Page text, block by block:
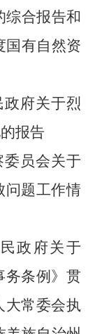
综合报告和
国有自然资
府关于烈
报告
员会关于
问题工作情
政府关于
务条例》贯
大常委会执